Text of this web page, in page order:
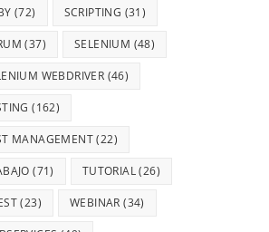
(72) SCRIPTING (31)
(37) SELENIUM (48)
WEBDRIVER (46)
(162)
MANAGEMENT(22)
(71) TUTORIAL(26)
(23) WEBINAR (34)